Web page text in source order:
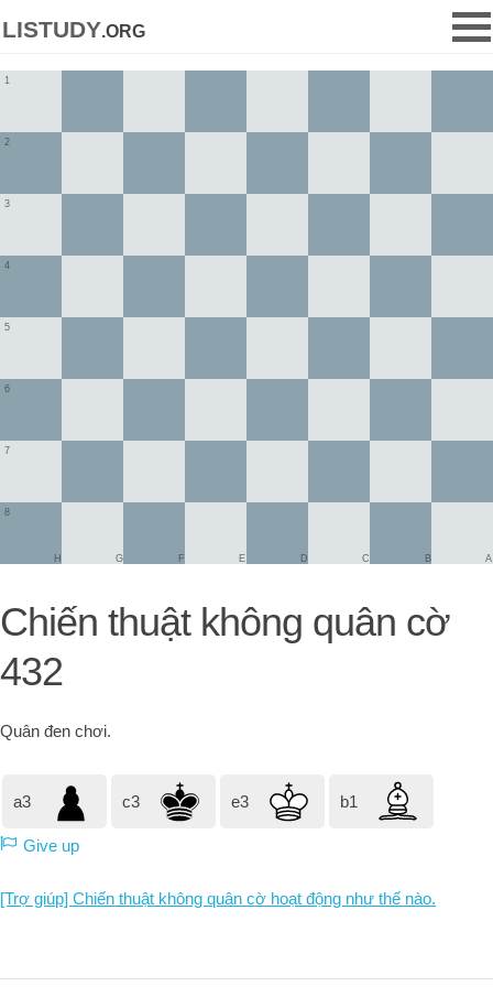
listudy.org
1
2
3
4
5
6
7
8
A
B
C
D
E
F
G
H
Chiến thuật không quân cờ
432
Quân đen chơi.
a3 c3 e3 b1
Give up
[Trợ giúp] Chiến thuật không quân cờ hoạt động như thế nào.